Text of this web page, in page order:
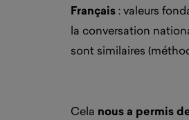
Français: valeurs
la conversation
sont similaires
Cela nous a permis